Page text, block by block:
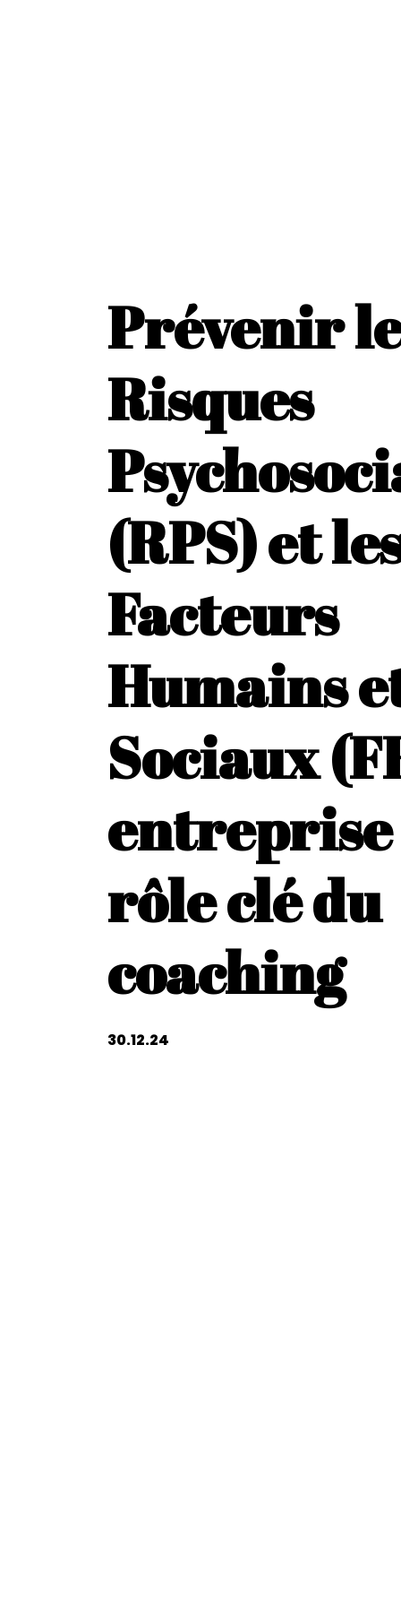
Prévenir
Risques
(RPS) et
Facteurs
Humains
Sociaux
entreprise
rôle clé du
coaching
30.12.24